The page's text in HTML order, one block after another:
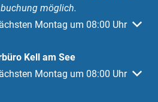
möglich.
oder Schließzeiten
Montag um 08:00 Uhr
Kell am See
oder Schließzeiten
Montag um 08:00 Uhr